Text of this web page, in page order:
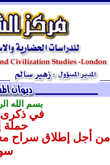
بسم الله
في ذكرى
حملة
من أجل إطلاق سراح